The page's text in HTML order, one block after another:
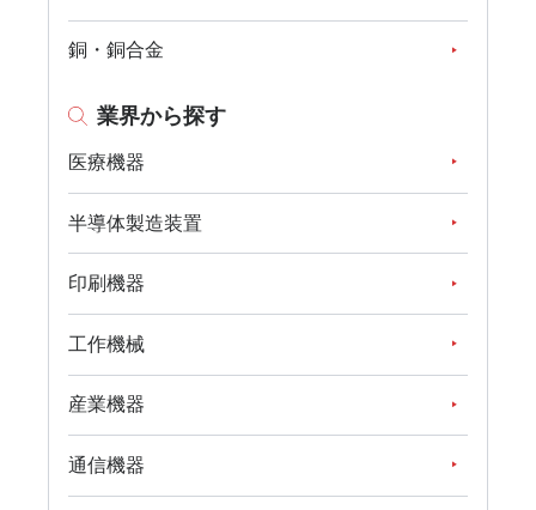
銅・銅合金
業界から探す
医療機器
半導体製造装置
印刷機器
工作機械
産業機器
通信機器